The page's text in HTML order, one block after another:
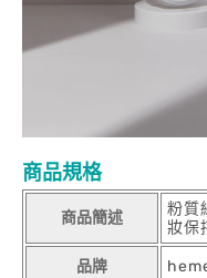
商品規格
商品簡述
粉質
妝保
品牌